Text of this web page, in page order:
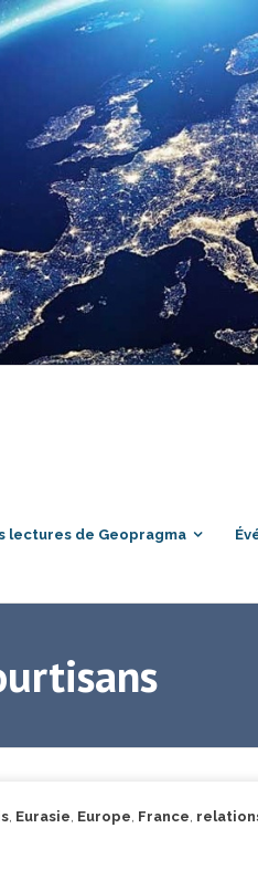
lectures de Geopragma
Eurasie Europe France